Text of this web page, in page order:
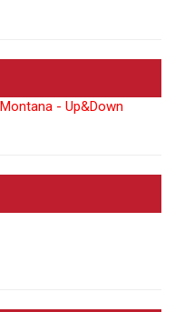
- Up&Down